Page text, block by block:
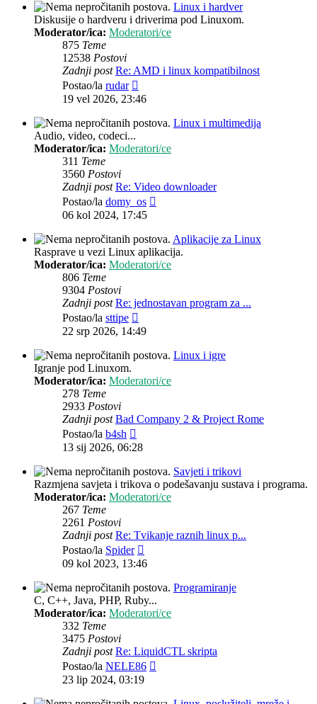
Linux i hardver
Diskusije o hardveru i driverima pod Linuxom.
Moderator/ica: Moderatori/ce
875 Teme
12538 Postovi
Zadnji post Re: AMD i linux kompatibilnost
Postao/la rudar
post
19 vel 2026, 23:46
Linux i multimedija
Audio, video, codeci...
Moderator/ica: Moderatori/ce
311 Teme
3560 Postovi
Zadnji post Re: Video downloader
Postao/la domy_os
06 kol 2024, 17:45
Aplikacije za Linux
Rasprave u vezi Linux aplikacija.
Moderator/ica: Moderatori/ce
806 Teme
9304 Postovi
Zadnji post Re: jednostavan program za ...
Postao/la sttipe
post
22 srp 2026, 14:49
Linux i igre
Igranje pod Linuxom.
Moderator/ica: Moderatori/ce
278 Teme
2933 Postovi
Zadnji post Bad Company 2 & Project Rome
Postao/la b4sh
post
13 sij 2026, 06:28
Savjeti i trikovi
Razmjena savjeta i trikova o podešavanju sustava i programa.
Moderator/ica: Moderatori/ce
267 Teme
2261 Postovi
Zadnji post Re: Tvikanje raznih linux p...
Postao/la Spider
post
09 kol 2023, 13:46
Programiranje
C, C++, Java, PHP, Ruby...
Moderator/ica: Moderatori/ce
332 Teme
3475 Postovi
Zadnji post Re: LiquidCTL skripta
Postao/la NELE86
23 lip 2024, 03:19